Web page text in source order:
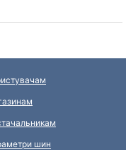
шин